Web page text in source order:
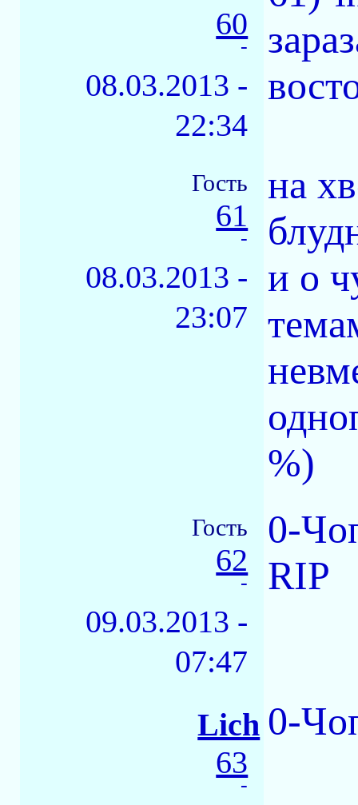
60
-
08.03.2013 -
22:34
Гость
61
-
08.03.2013 -
23:07
на
и о
%)
Гость
62
-
09.03.2013 -
07:47
0-
RIP
Lich
63
-
0-